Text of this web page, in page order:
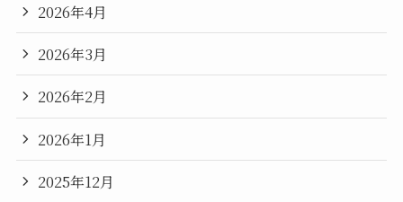
2026年4月
2026年3月
2026年2月
2026年1月
2025年12月